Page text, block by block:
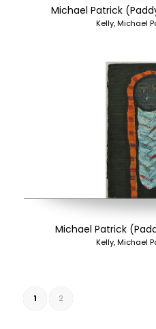
Michael Patrick
Kelly, Michael
Michael Patrick
Kelly, Michael
1 2